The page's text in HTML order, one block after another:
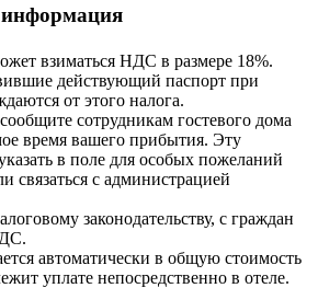
информация
взиматься НДС в размере 18%.
действующий паспорт при
от этого налога.
сотрудникам гостевого дома
время вашего прибытия. Эту
в поле для особых пожеланий
связаться с администрацией
законодательству, с граждан
автоматически в общую стоимость
уплате непосредственно в отеле.